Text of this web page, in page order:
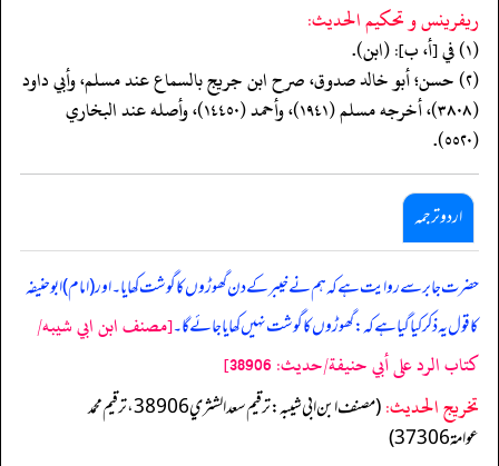
ريفرينس و تحكيم الحدیث:
(١) في [أ، ب]: (ابن).
(٢) حسن؛ أبو خالد صدوق، صرح ابن جريج بالسماع عند مسلم، وأبي داود
(٣٨٠٨)، أخرجه مسلم (١٩٤١)، وأحمد (١٤٤٥٠)، وأصله عند البخاري
(٥٥٢٠).
اردو ترجمہ
حضرت جابر سے روایت ہے کہ ہم نے خیبر کے دن گھوڑوں کا گوشت کھایا۔ اور (امام) ابوحنیفہ
کا قول یہ ذکر کیا گیا ہے کہ: گھوڑوں کا گوشت نہیں کھایا جائے گا۔[مصنف ابن ابي شيبه/
كتاب الرد على أبي حنيفة/حدیث: 38906]
تخریج الحدیث:
(مصنف ابن ابي شيبه: ترقيم سعد الشثري 38906، ترقيم محمد
عوامة 37306)